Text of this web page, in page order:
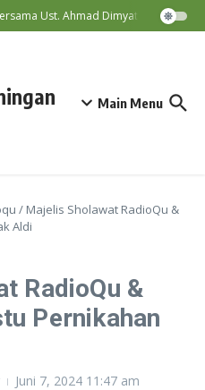
Ust. Ahmad Dimyati, Lc., MA
Main Menu
/ Majelis Sholawat RadioQu &
Aldi
RadioQu &
Pernikahan
Juni 7, 2024 11:47 am